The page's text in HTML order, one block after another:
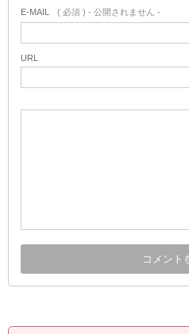
E-MAIL ( 必須 ) - 公開されません -
URL